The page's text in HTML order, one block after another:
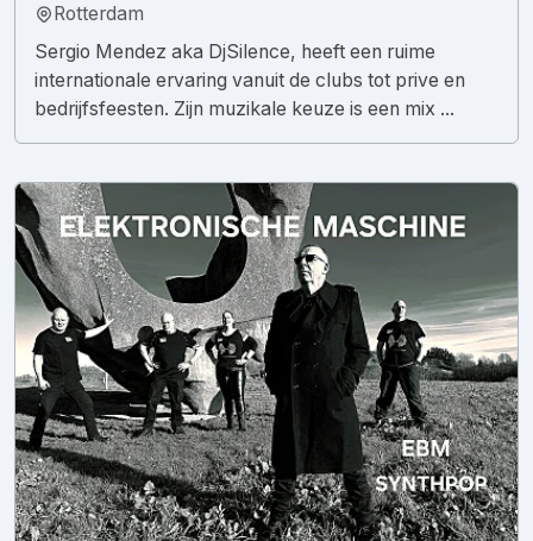
Rotterdam
Sergio Mendez aka DjSilence, heeft een ruime
internationale ervaring vanuit de clubs tot prive en
bedrijfsfeesten. Zijn muzikale keuze is een mix ...